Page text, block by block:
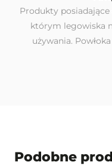
Produkty
którym legowiska
używania.
Podobne